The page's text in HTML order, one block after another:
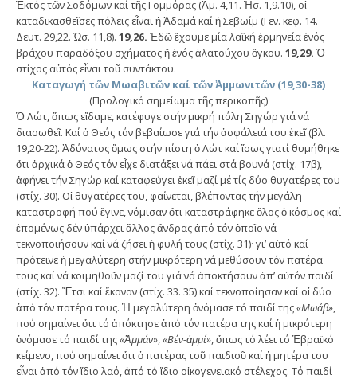
Ἐκτός τῶν Σοδόμων καί τῆς Γομμόρας (Ἀμ. 4,11. Ἠσ. 1,9.10), οἱ
καταδικασθεῖσες πόλεις εἶναι ἡ Ἀδαμά καί ἡ Σεβωΐμ (Γεν. κεφ. 14.
Δευτ. 29,22. Ὠσ. 11,8). 19,26. Ἐδῶ ἔχουμε μία λαϊκή ἑρμηνεία ἑνός
βράχου παραδόξου σχήματος ἤ ἑνός ἁλατούχου ὄγκου. 19,29. Ὁ
στίχος αὐτός εἶναι τοῦ συντάκτου.
Καταγωγή τῶν Μωαβιτῶν καί τῶν Ἀμμωνιτῶν (19,30-38)
(Προλογικό σημείωμα τῆς περικοπῆς)
Ὁ Λώτ, ὅπως εἴδαμε, κατέφυγε στήν μικρή πόλη Σηγώρ γιά νά
διασωθεῖ. Καί ὁ Θεός τόν βεβαίωσε γιά τήν ἀσφάλειά του ἐκεῖ (βλ.
19,20-22). Ἀδύνατος ὅμως στήν πίστη ὁ Λώτ καί ἴσως γιατί θυμήθηκε
ὅτι ἀρχικά ὁ Θεός τόν εἶχε διατάξει νά πάει στά βουνά (στίχ. 17β),
ἀφήνει τήν Σηγώρ καί καταφεύγει ἐκεῖ μαζί μέ τίς δύο θυγατέρες του
(στίχ. 30). Οἱ θυγατέρες του, φαίνεται, βλέποντας τήν μεγάλη
καταστροφή πού ἔγινε, νόμισαν ὅτι καταστράφηκε ὅλος ὁ κόσμος καί
ἑπομένως δέν ὑπάρχει ἄλλος ἄνδρας ἀπό τόν ὁποῖο νά
τεκνοποιήσουν καί νά ζήσει ἡ φυλή τους (στίχ. 31)· γι’ αὐτό καί
πρότεινε ἡ μεγαλύτερη στήν μικρότερη νά μεθύσουν τόν πατέρα
τους καί νά κοιμηθοῦν μαζί του γιά νά ἀποκτήσουν ἀπ’ αὐτόν παιδί
(στίχ. 32). Ἔτσι καί ἔκαναν (στίχ. 33. 35) καί τεκνοποίησαν καί οἱ δύο
ἀπό τόν πατέρα τους. Ἡ μεγαλύτερη ὀνόμασε τό παιδί της«Μωάβ»,
πού σημαίνει ὅτι τό ἀπόκτησε ἀπό τόν πατέρα της καί ἡ μικρότερη
ὀνόμασε τό παιδί της«Ἀμμάν»,«Βέν-ἀμμί», ὅπως τό λέει τό Ἑβραϊκό
κείμενο, πού σημαίνει ὅτι ὁ πατέρας τοῦ παιδιοῦ καί ἡ μητέρα του
εἶναι ἀπό τόν ἴδιο λαό, ἀπό τό ἴδιο οἰκογενειακό στέλεχος. Τό παιδί